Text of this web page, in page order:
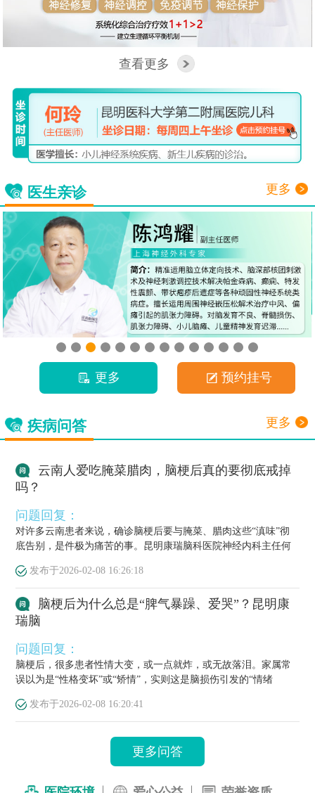
查看更多
医生亲诊 更多
更多 预约挂号
疾病问答 更多
云南人爱吃腌菜腊肉，脑梗后真的要彻底戒掉
吗？
问题回复：
对许多云南患者来说，确诊脑梗后要与腌菜、腊肉这些“滇味”彻
底告别，是件极为痛苦的事。昆明康瑞脑科医院神经内科主任何
发布于2026-02-08 16:26:18
脑梗后为什么总是“脾气暴躁、爱哭”？昆明康
瑞脑
问题回复：
脑梗后，很多患者性情大变，或一点就炸，或无故落泪。家属常
误以为是“性格变坏”或“矫情”，实则这是脑损伤引发的“情绪
发布于2026-02-08 16:20:41
更多问答